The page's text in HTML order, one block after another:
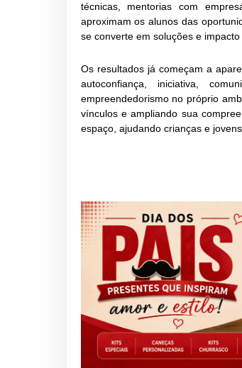
técnicas, mentorias com
aproximam os alunos das
se converte em soluções e
Os resultados já começam a
autoconfiança, iniciativa,
empreendedorismo no próprio
vínculos e ampliando sua
espaço, ajudando crianças e